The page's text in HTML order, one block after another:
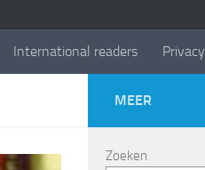
International readers Privacy
MEER
Zoeken